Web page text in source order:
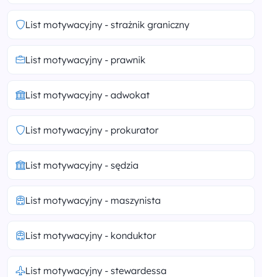
List motywacyjny - strażnik graniczny
List motywacyjny - prawnik
List motywacyjny - adwokat
List motywacyjny - prokurator
List motywacyjny - sędzia
List motywacyjny - maszynista
List motywacyjny - konduktor
List motywacyjny - stewardessa